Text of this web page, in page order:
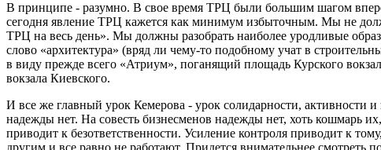
В принципе - разумно. В свое время ТРЦ были большим шагом
сегодня явление ТРЦ кажется как минимум избыточным. Мы не
ТРЦ на весь день». Мы должны разобрать наиболее уродливые
слово «архитектура» (вряд ли чему-то подобному учат в
в виду прежде всего «Атриум», поганящий площадь Курского
вокзала Киевского.
И все же главный урок Кемерова - урок солидарности, активности
надежды нет. На совесть бизнесменов надежды нет, хоть кошмарь
приводит к безответственности. Усиление контроля приводит к